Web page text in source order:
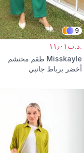
9
.د.ب١١٫٠١
Misskayle طقم محتشم
أخضر برباط جانبي